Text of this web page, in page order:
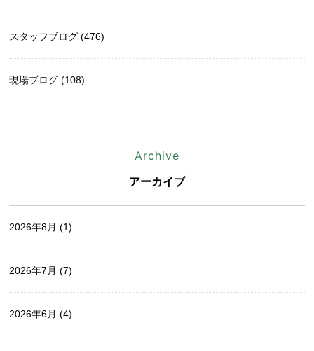
スタッフブログ (476)
現場ブログ (108)
Archive
アーカイブ
2026年8月 (1)
2026年7月 (7)
2026年6月 (4)